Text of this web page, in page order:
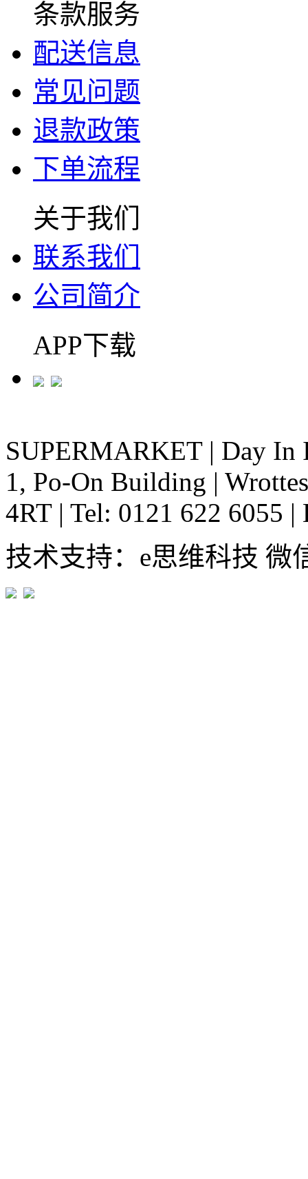
条款服务
配送信息
常见问题
退款政策
下单流程
关于我们
联系我们
公司简介
APP下载
SUPERMARKET | Day In
1, Po-On Building |
4RT | Tel: 0121 622 6055 |
技术支持：e思维科技 微